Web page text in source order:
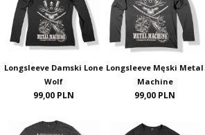
Longsleeve Damski Lone
Wolf
99,00 PLN
Longsleeve Męski Metal
Machine
99,00 PLN